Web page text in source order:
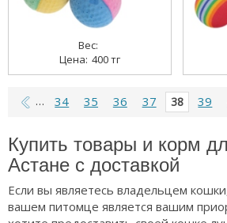
400 тг
… 34 35 36 37 38 39
Купить товары и корм
Астане с доставкой
Если вы являетесь владельцем
вашем питомце является вашим